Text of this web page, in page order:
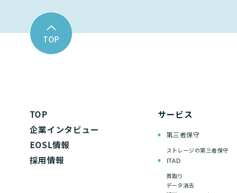
TOP
TOP
企業インタビュー
EOSL情報
採用情報
サービス
第三者保守
ストレージの第三者保守
ITAD
買取り
データ消去